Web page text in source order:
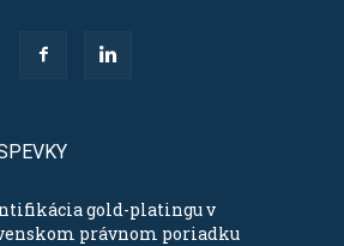
gold-platingu v
právnom poriadku